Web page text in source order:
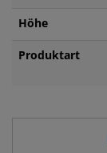
Höhe
Produktart